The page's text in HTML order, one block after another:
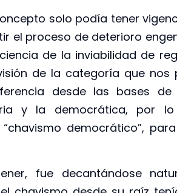
solo podía tener
el proceso de deterioro
de la inviabilidad de
de la categoría que nos
desde las bases
y la democrática, por
democrático”,
fue decantándose